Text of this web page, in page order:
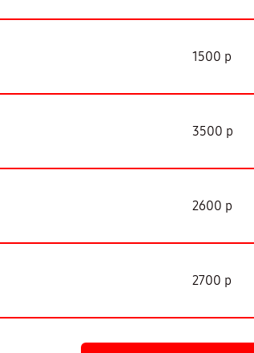
1500 р
3500 р
2600 р
2700 р